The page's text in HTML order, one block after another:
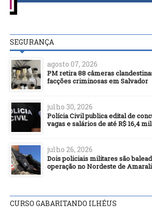
SEGURANÇA
agosto 07, 2026
PM retira 88 câmeras
facções criminosas em Salvador
julho 30, 2026
Polícia Civil publica edital de
vagas e salários de até R$ 16,4 mil
julho 26, 2026
Dois policiais militares são
operação no Nordeste de
CURSO GABARITANDO ILHÉUS